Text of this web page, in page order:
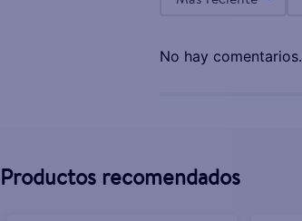
No hay comentarios.
Productos recomendados